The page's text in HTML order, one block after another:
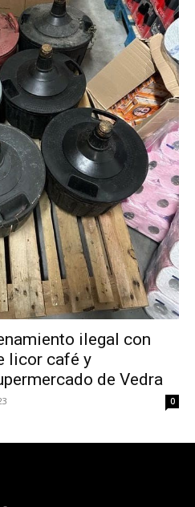
ilegal con
licor café y
de Vedra
0